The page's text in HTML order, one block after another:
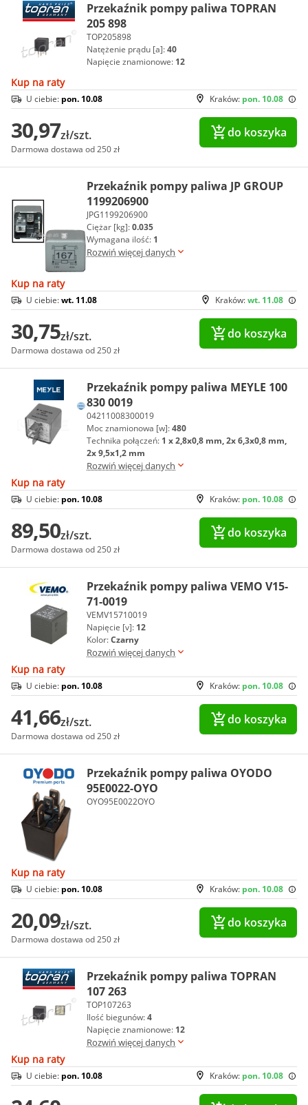
Przekaźnik pompy paliwa TOPRAN
205 898
TOP205898
Natężenie prądu [a]:40
Napięcie znamionowe: 12
Kup na raty
Kraków: pon. 10.08
U ciebie: pon. 10.08
30,97zł/szt.
Darmowa dostawa od 250 zł
do koszyka
Przekaźnik pompy paliwa JP GROUP
1199206900
JPG1199206900
Ciężar [kg]:0.035
Wymagana ilość: 1
Rozwiń więcej danych
Kup na raty
Kraków:wt. 11.08
U ciebie:wt. 11.08
30,75zł/szt.
Darmowa dostawa od 250 zł
do koszyka
Przekaźnik pompy paliwa MEYLE 100
830 0019
04211008300019
Moc znamionowa [w]:480
Technika połączeń: 1 x 2,8x0,8 mm, 2x 6,3x0,8 mm,
2x 9,5x1,2 mm
Rozwiń więcej danych
Kup na raty
Kraków: pon. 10.08
U ciebie: pon. 10.08
89,50zł/szt.
Darmowa dostawa od 250 zł
do koszyka
Przekaźnik pompy paliwa VEMO V15-
71-0019
VEMV15710019
Napięcie [v]: 12
Kolor:Czarny
Rozwiń więcej danych
Kup na raty
Kraków: pon. 10.08
U ciebie: pon. 10.08
41,66zł/szt.
Darmowa dostawa od 250 zł
do koszyka
Przekaźnik pompy paliwa OYODO
95E0022-OYO
OYO95E0022OYO
Kup na raty
Kraków: pon. 10.08
U ciebie: pon. 10.08
20,09zł/szt.
Darmowa dostawa od 250 zł
do koszyka
Przekaźnik pompy paliwa TOPRAN
107 263
TOP107263
Ilość biegunów:4
Napięcie znamionowe: 12
Rozwiń więcej danych
Kup na raty
Kraków: pon. 10.08
U ciebie: pon. 10.08